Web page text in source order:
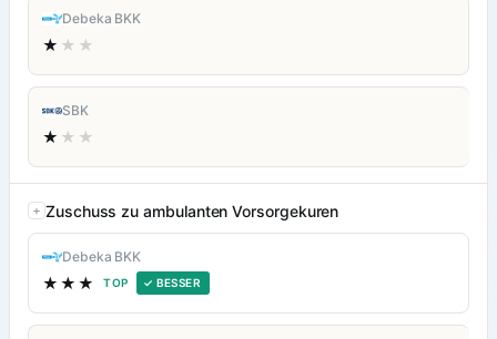
Debeka BKK
★ ★★
SBK
★ ★★
Zuschuss zu ambulanten Vorsorgekuren
Debeka BKK
★★★ TOP ✓ BESSER